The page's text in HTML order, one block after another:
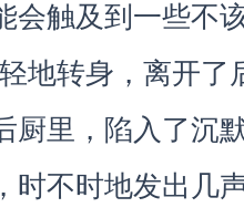
会触及到一些不
地转身，离开了
厨里，陷入了沉
时不时地发出几